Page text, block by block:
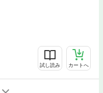
試し読み カートへ